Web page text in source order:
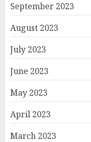
September 2023
August 2023
July 2023
June 2023
May 2023
April 2023
March 2023